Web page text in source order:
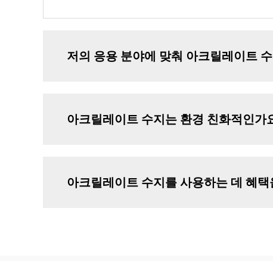
저의 응용 분야에 맞춰 아크릴레이트
아크릴레이트 수지는 환경 친화적인가
아크릴레이트 수지를 사용하는 데 혜